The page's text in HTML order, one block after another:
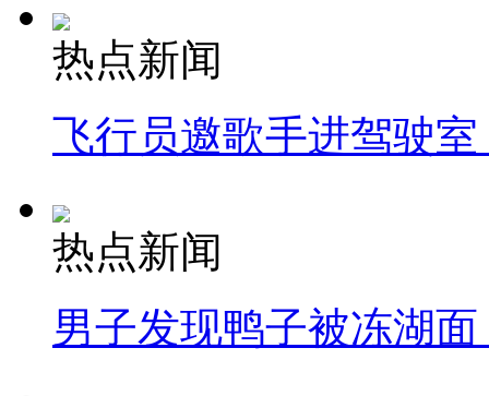
热点新闻
飞行员邀歌手进驾驶
热点新闻
男子发现鸭子被冻湖